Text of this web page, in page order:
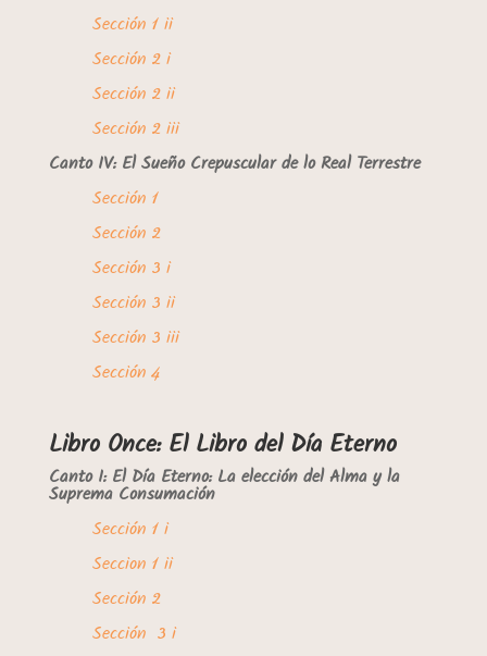
Sección 1 ii
Sección 2 i
Sección 2 ii
Sección 2 iii
Canto IV: El Sueño Crepuscular de lo Real Terrestre
Sección 1
Sección 2
Sección 3 i
Sección 3 ii
Sección 3 iii
Sección 4
Libro Once: El Libro del Día Eterno
Canto I: El Día Eterno: La elección del Alma y la
Suprema Consumación
Sección 1 i
Seccion 1 ii
Sección 2
Sección 3 i